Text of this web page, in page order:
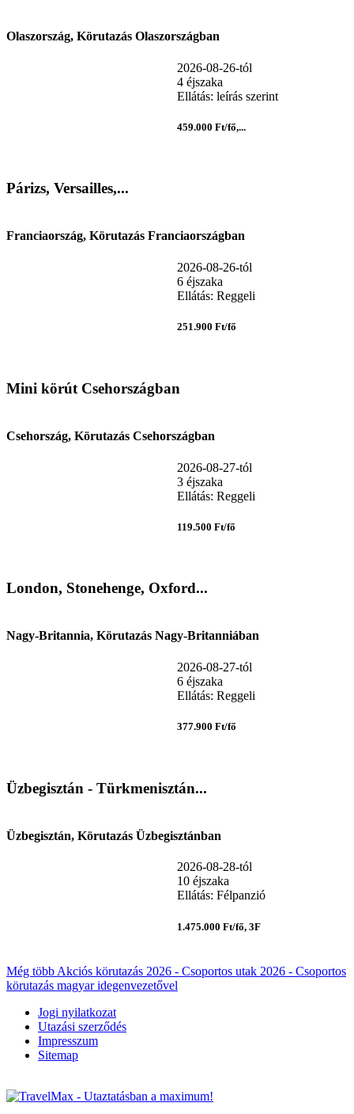
Olaszország, Körutazás Olaszországban
2026-08-26-tól
4 éjszaka
Ellátás: leírás szerint
459.000 Ft/fő,...
Párizs, Versailles,...
Franciaország, Körutazás Franciaországban
2026-08-26-tól
6 éjszaka
Ellátás: Reggeli
251.900 Ft/fő
Mini körút Csehországban
Csehország, Körutazás Csehországban
2026-08-27-tól
3 éjszaka
Ellátás: Reggeli
119.500 Ft/fő
London, Stonehenge, Oxford...
Nagy-Britannia, Körutazás Nagy-Britanniában
2026-08-27-tól
6 éjszaka
Ellátás: Reggeli
377.900 Ft/fő
Üzbegisztán - Türkmenisztán...
Üzbegisztán, Körutazás Üzbegisztánban
2026-08-28-tól
10 éjszaka
Ellátás: Félpanzió
1.475.000 Ft/fő, 3F
Még több Akciós körutazás 2026 - Csoportos utak 2026 - Csoportos
körutazás magyar idegenvezetővel
Jogi nyilatkozat
Utazási szerződés
Impresszum
Sitemap